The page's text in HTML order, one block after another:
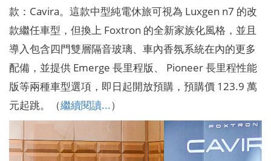
款：Cavira。這款中型純電休旅可視為 Luxgen n7 的改
款繼任車型，但換上 Foxtron 的全新家族化風格，並且
導入包含四門雙層隔音玻璃、車內香氛系統在內的更多
配備，並提供 Emerge 長里程版、 Pioneer 長里程性能
版等兩種車型選項，即日起開放預購，預購價 123.9 萬
元起跳。（繼續閱讀...）